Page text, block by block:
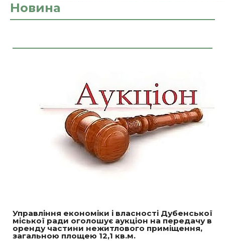
Новина
Управління економіки і власності Дубенської
міської ради оголошує аукціон на передачу в
оренду частини нежитлового приміщення,
загальною площею 12,1 кв.м.